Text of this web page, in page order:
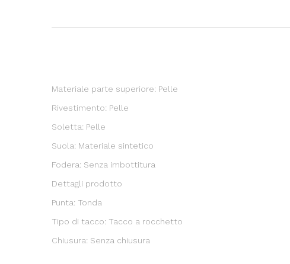
Materiale parte superiore: Pelle
Rivestimento: Pelle
Soletta: Pelle
Suola: Materiale sintetico
Fodera: Senza imbottitura
Dettagli prodotto
Punta: Tonda
Tipo di tacco: Tacco a rocchetto
Chiusura: Senza chiusura